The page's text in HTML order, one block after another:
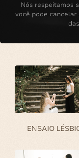
Nós respeitamos
você pode
ENSAIO